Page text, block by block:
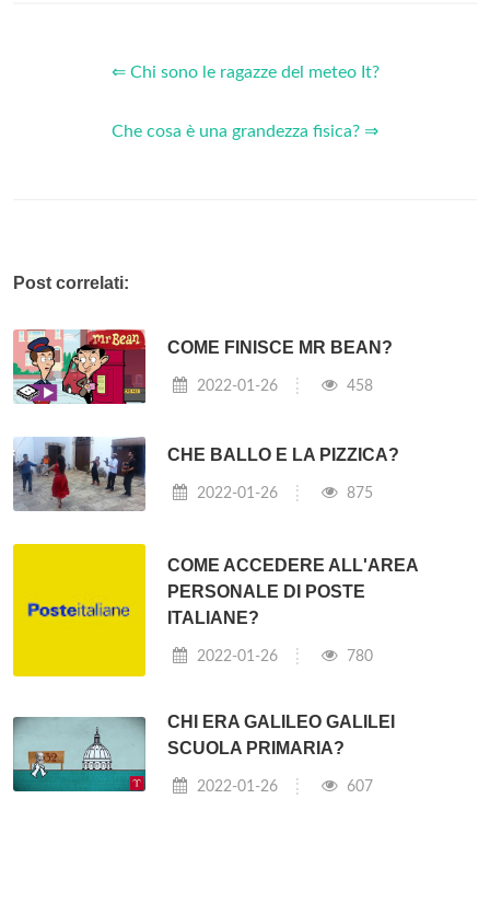
⇐ Chi sono le ragazze del meteo It?
Che cosa è una grandezza fisica? ⇒
Post correlati:
COME FINISCE MR BEAN?
2022-01-26 458
CHE BALLO E LA PIZZICA?
2022-01-26 875
COME ACCEDERE ALL'AREA
PERSONALE DI POSTE
ITALIANE?
2022-01-26 780
CHI ERA GALILEO GALILEI
SCUOLA PRIMARIA?
2022-01-26 607